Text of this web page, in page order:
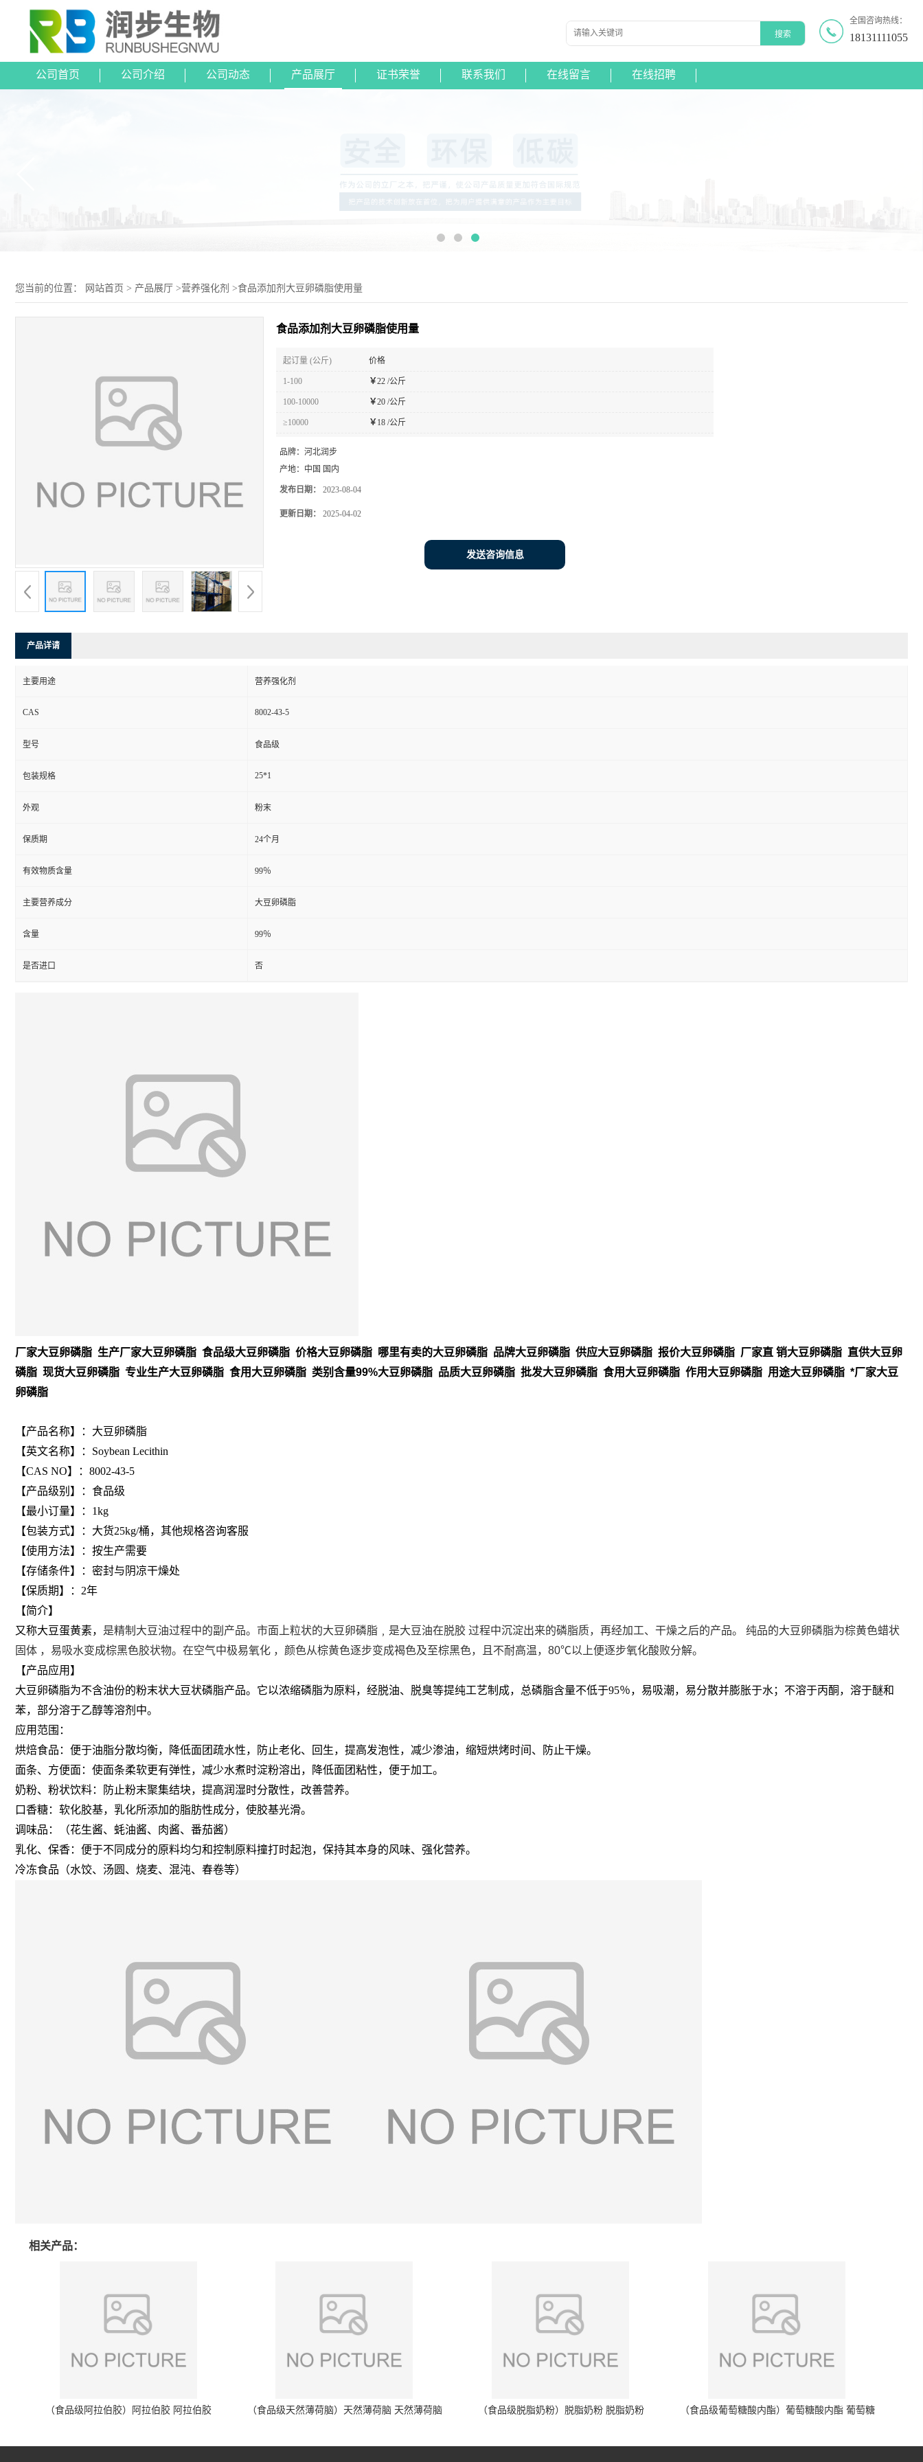
全国咨询热线：
18131111055
公司首页 公司介绍 公司动态 产品展厅 证书荣誉 联系我们 在线留言 在线招聘
您当前的位置： 网站首页 > 产品展厅 >营养强化剂 >食品添加剂大豆卵磷脂使用量
食品添加剂大豆卵磷脂使用量
起订量 (公斤) 价格
1-100 ￥22 /公斤
100-10000 ￥20 /公斤
≥10000 ￥18 /公斤
品牌： 河北润步
产地： 中国 国内
发布日期： 2023-08-04
更新日期： 2025-04-02
发送咨询信息
产品详请
主要用途 营养强化剂
CAS 8002-43-5
型号 食品级
包装规格 25*1
外观 粉末
保质期 24个月
有效物质含量 99％
主要营养成分 大豆卵磷脂
含量 99％
是否进口 否
厂家大豆卵磷脂 生产厂家大豆卵磷脂 食品级大豆卵磷脂 价格大豆卵磷脂 哪里有卖的大豆卵磷脂 品牌大豆卵磷脂 供应大豆卵磷脂 报价大豆卵磷脂 厂家直 销大豆卵磷脂 直供大豆卵
磷脂 现货大豆卵磷脂 专业生产大豆卵磷脂 食用大豆卵磷脂 类别含量99%大豆卵磷脂 品质大豆卵磷脂 批发大豆卵磷脂 食用大豆卵磷脂 作用大豆卵磷脂 用途大豆卵磷脂 *厂家大豆
卵磷脂
【产品名称】：大豆卵磷脂
【英文名称】：Soybean Lecithin
【CAS NO】：8002-43-5
【产品级别】：食品级
【最小订量】：1kg
【包装方式】：大货25kg/桶，其他规格咨询客服
【使用方法】：按生产需要
【存储条件】：密封与阴凉干燥处
【保质期】：2年
【简介】
又称大豆蛋黄素， 是精制大豆油过程中的副产品。市面上粒状的大豆卵磷脂﹐是大豆油在脱胶 过程中沉淀出来的磷脂质，再经加工、干燥之后的产品。 纯品的大豆卵磷脂为棕黄色蜡状
固体 ，易吸水变成棕黑色胶状物。在空气中极易氧化 ，颜色从棕黄色逐步变成褐色及至棕黑色，且不耐高温，80℃以上便逐步氧化酸败分解。
【产品应用】
大豆卵磷脂为不含油份的粉末状大豆状磷脂产品。它以浓缩磷脂为原料，经脱油、脱臭等提纯工艺制成，总磷脂含量不低于95％，易吸潮，易分散并膨胀于水；不溶于丙酮，溶于醚和
苯，部分溶于乙醇等溶剂中。
应用范围：
烘焙食品：便于油脂分散均衡，降低面团疏水性，防止老化、回生，提高发泡性，减少渗油，缩短烘烤时间、防止干燥。
面条、方便面：使面条柔软更有弹性，减少水煮时淀粉溶出，降低面团粘性，便于加工。
奶粉、粉状饮料：防止粉末聚集结块，提高润湿时分散性，改善营养。
口香糖：软化胶基，乳化所添加的脂肪性成分，使胶基光滑。
调味品：（花生酱、蚝油酱、肉酱、番茄酱）
乳化、保香：便于不同成分的原料均匀和控制原料撞打时起泡，保持其本身的风味、强化营养。
冷冻食品（水饺、汤圆、烧麦、混沌、春卷等）
相关产品：
（食品级阿拉伯胶）阿拉伯胶 阿拉伯胶 （食品级天然薄荷脑）天然薄荷脑 天然薄荷脑 （食品级脱脂奶粉）脱脂奶粉 脱脂奶粉
（食品级葡萄糖酸内酯）葡萄糖酸内酯 葡萄糖